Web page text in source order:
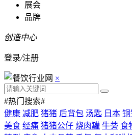
展会
品牌
创造中心
登录/注册
×
#热门搜索#
健康 减肥 猪猪 后背包 汤匙 日本 铜
美食 经痛 猪猪公仔 烧肉罐 牛蒡 食